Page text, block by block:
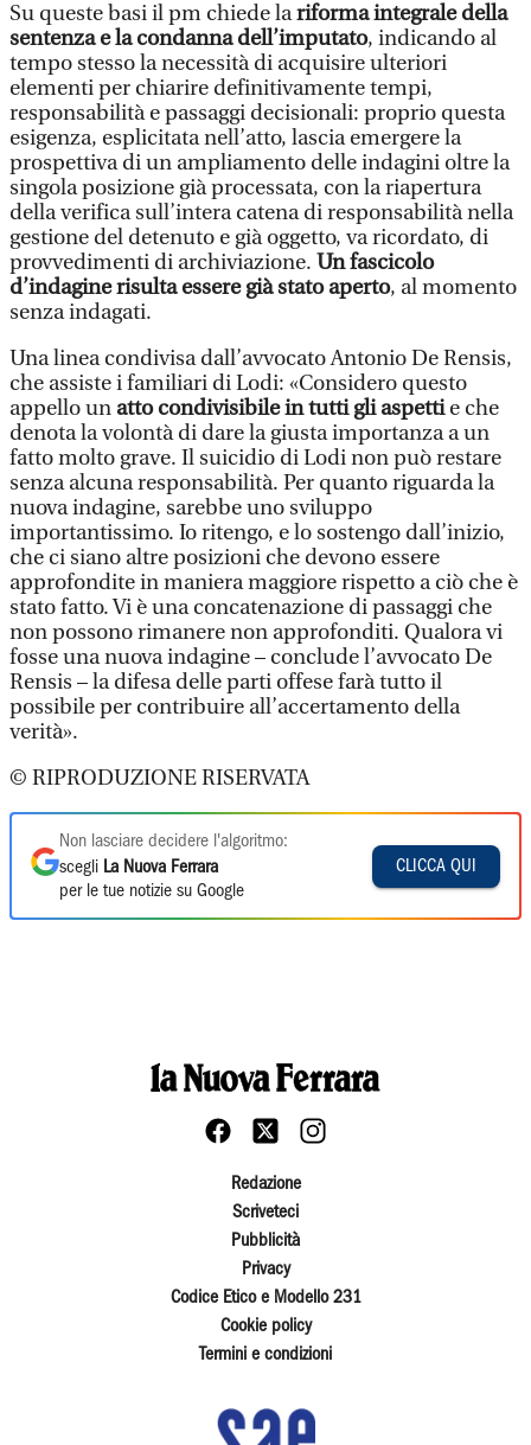
Su queste basi il pm chiede lariforma integrale della
sentenza e la condanna dell’imputato, indicando al
tempo stesso la necessità di acquisire ulteriori
elementi per chiarire definitivamente tempi,
responsabilità e passaggi decisionali: proprio questa
esigenza, esplicitata nell’atto, lascia emergere la
prospettiva di un ampliamento delle indagini oltre la
singola posizione già processata, con la riapertura
della verifica sull’intera catena di responsabilità nella
gestione del detenuto e già oggetto, va ricordato, di
provvedimenti di archiviazione. Un fascicolo
d’indagine risulta essere già stato aperto, al momento
senza indagati.
Una linea condivisa dall’avvocato Antonio De Rensis,
che assiste i familiari di Lodi: «Considero questo
appello un atto condivisibile in tutti gli aspettie che
denota la volontà di dare la giusta importanza a un
fatto molto grave. Il suicidio di Lodi non può restare
senza alcuna responsabilità. Per quanto riguarda la
nuova indagine, sarebbe uno sviluppo
importantissimo. Io ritengo, e lo sostengo dall’inizio,
che ci siano altre posizioni che devono essere
approfondite in maniera maggiore rispetto a ciò che è
stato fatto. Vi è una concatenazione di passaggi che
non possono rimanere non approfonditi. Qualora vi
fosse una nuova indagine – conclude l’avvocato De
Rensis – la difesa delle parti offese farà tutto il
possibile per contribuire all’accertamento della
verità».
© RIPRODUZIONE RISERVATA
Non lasciare decidere l'algoritmo:
scegli La Nuova Ferrara
per le tue notizie su Google
CLICCA QUI
Redazione
Scriveteci
Pubblicità
Privacy
Codice Etico e Modello 231
Cookie policy
Termini e condizioni